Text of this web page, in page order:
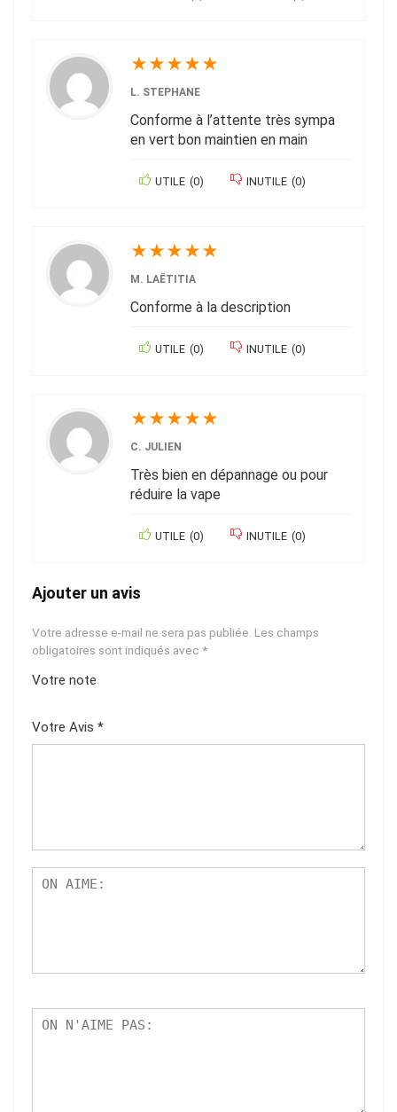
★★★★★
L. STEPHANE
Conforme à l’attente très sympa
en vert bon maintien en main
UTILE (0) INUTILE (0)
★★★★★
M. LAËTITIA
Conforme à la description
UTILE (0) INUTILE (0)
★★★★★
C. JULIEN
Très bien en dépannage ou pour
réduire la vape
UTILE (0) INUTILE (0)
Ajouter un avis
Votre adresse e-mail ne sera pas publiée. Les champs
obligatoires sont indiqués avec *
Votre note
Votre Avis *